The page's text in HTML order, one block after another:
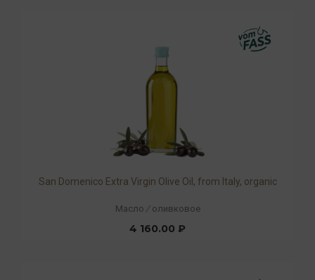
San Domenico Extra Virgin Olive Oil, from Italy, organic
Масло / оливковое
4 160.00 ₽